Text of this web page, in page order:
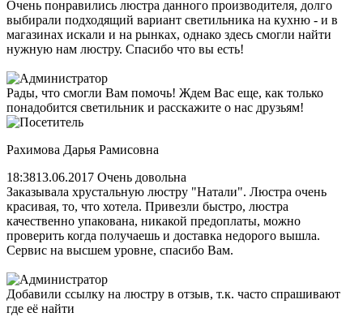
Очень понравились люстра данного производителя, долго
выбирали подходящий вариант светильника на кухню - и в
магазинах искали и на рынках, однако здесь смогли найти
нужную нам люстру. Спасибо что вы есть!
Рады, что смогли Вам помочь! Ждем Вас еще, как только
понадобится светильник и расскажите о нас друзьям!
Рахимова Дарья Рамисовна
18:3813.06.2017 Очень довольна
Заказывала хрустальную люстру "Натали". Люстра очень
красивая, то, что хотела. Привезли быстро, люстра
качественно упакована, никакой предоплаты, можно
проверить когда получаешь и доставка недорого вышла.
Сервис на высшем уровне, спасибо Вам.
Добавили ссылку на люстру в отзыв, т.к. часто спрашивают
где её найти